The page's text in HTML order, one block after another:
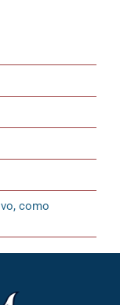
como